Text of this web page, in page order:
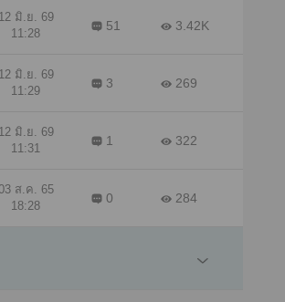
12 มิ.ย. 69
11:28
51 3.42K
12 มิ.ย. 69
11:29
3 269
12 มิ.ย. 69
11:31
1 322
ส.ค. 65
18:28
0 284